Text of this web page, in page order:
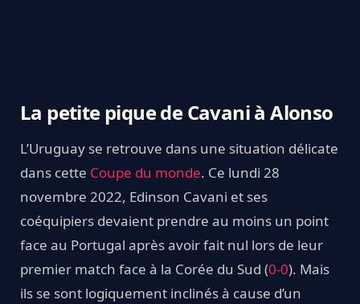
La petite pique de Cavani à Alonso
L’Uruguay se retrouve dans une situation délicate
dans cette Coupe du monde. Ce lundi 28
novembre 2022, Edinson Cavani et ses
coéquipiers devaient prendre au moins un point
face au Portugal après avoir fait nul lors de leur
premier match face à la Corée du Sud (0-0). Mais
ils se sont logiquement inclinés à cause d’un